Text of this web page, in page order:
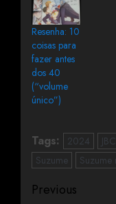
Resenha: 10
coisas para
fazer antes
dos 40
(“volume
único”)
Tags: 2024 JBC
Suzume
Suzume
Previous